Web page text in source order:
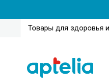
Товары для здоровья